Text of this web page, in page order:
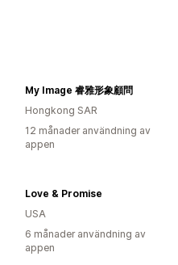
My Image 睿雅形象顧問
Hongkong SAR
12 månader användning av
appen
Love & Promise
USA
6 månader användning av
appen